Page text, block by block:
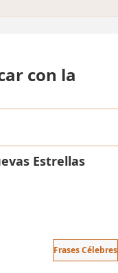
con la
Estrellas
Frases Célebres